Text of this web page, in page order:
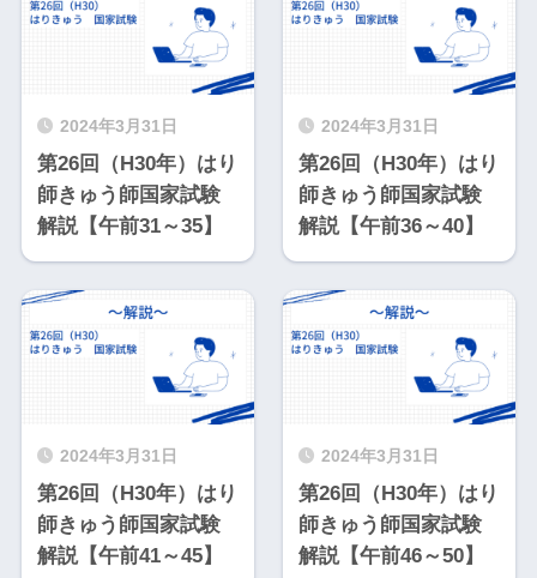
2024年3月31日
第26回（H30年）はり
師きゅう師国家試験
解説【午前31～35】
2024年3月31日
第26回（H30年）はり
師きゅう師国家試験
解説【午前36～40】
2024年3月31日
第26回（H30年）はり
師きゅう師国家試験
解説【午前41～45】
2024年3月31日
第26回（H30年）はり
師きゅう師国家試験
解説【午前46～50】